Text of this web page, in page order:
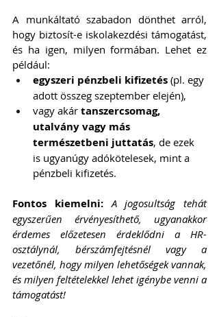
A munkáltató szabadon dönthet arról,
hogy biztosít-e iskolakezdési támogatást,
és ha igen, milyen formában. Lehet ez
például:
egyszeri pénzbeli kifizetés (pl. egy
adott összeg szeptember elején),
vagy akár tanszercsomag,
utalvány vagy más
természetbeni juttatás, de ezek
is ugyanúgy adókötelesek, mint a
pénzbeli kifizetés.
Fontos kiemelni: A jogosultság tehát
egyszerűen érvényesíthető, ugyanakkor
érdemes előzetesen érdeklődni a HR-
osztálynál, bérszámfejtésnél vagy a
vezetőnél, hogy milyen lehetőségek vannak,
és milyen feltételekkel lehet igénybe venni a
támogatást!